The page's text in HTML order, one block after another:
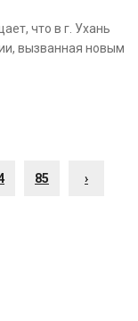
что в г. Ухань
вызванная новым
85 ›